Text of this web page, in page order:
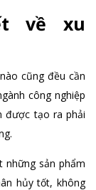
về xu
cũng đều cần
công nghiệp
được tạo ra phải
những sản phẩm
hủy tốt, không